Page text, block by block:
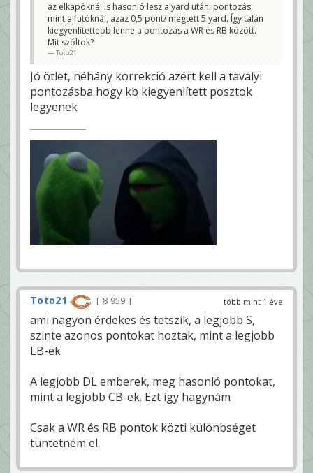
az elkapóknál is hasonló lesz a yard utáni pontozás,
mint a futóknál, azaz 0,5 pont/ megtett 5 yard. Így talán
kiegyenlítettebb lenne a pontozás a WR és RB között.
Mit szóltok?
Toto21
Jó ötlet, néhány korrekció azért kell a tavalyi
pontozásba hogy kb kiegyenlített posztok
legyenek
több mint 1 éve
Toto21 8 959
ami nagyon érdekes és tetszik, a legjobb S,
szinte azonos pontokat hoztak, mint a legjobb
LB-ek
A legjobb DL emberek, meg hasonló pontokat,
mint a legjobb CB-ek. Ezt így hagynám
Csak a WR és RB pontok közti különbséget
tüntetném el.